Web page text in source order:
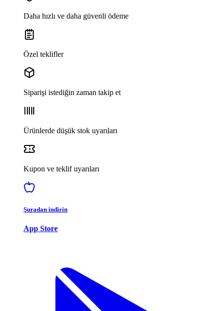
Daha hızlı ve daha güvenli ödeme
Özel teklifler
Siparişi istediğin zaman takip et
Ürünlerde düşük stok uyarıları
Kupon ve teklif uyarıları
Şuradan indirin
App Store